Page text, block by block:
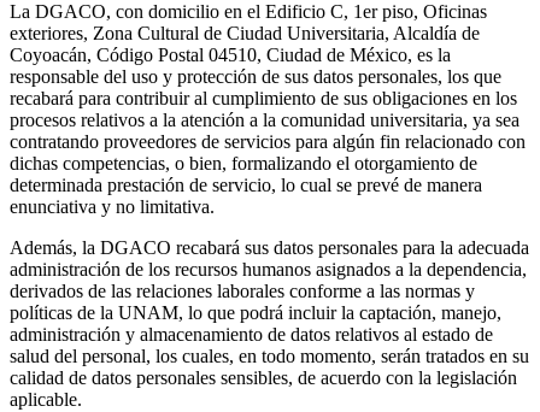
La DGACO, con domicilio en el Edificio C, 1er piso, Oficinas
exteriores, Zona Cultural de Ciudad Universitaria, Alcaldía de
Coyoacán, Código Postal 04510, Ciudad de México, es la
responsable del uso y protección de sus datos personales, los que
recabará para contribuir al cumplimiento de sus obligaciones en los
procesos relativos a la atención a la comunidad universitaria, ya sea
contratando proveedores de servicios para algún fin relacionado con
dichas competencias, o bien, formalizando el otorgamiento de
determinada prestación de servicio, lo cual se prevé de manera
enunciativa y no limitativa.
Además, la DGACO recabará sus datos personales para la adecuada
administración de los recursos humanos asignados a la dependencia,
derivados de las relaciones laborales conforme a las normas y
políticas de la UNAM, lo que podrá incluir la captación, manejo,
administración y almacenamiento de datos relativos al estado de
salud del personal, los cuales, en todo momento, serán tratados en su
calidad de datos personales sensibles, de acuerdo con la legislación
aplicable.